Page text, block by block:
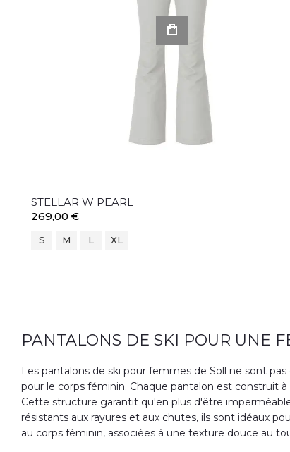
STELLAR W PEARL
269,00 €
S M L XL
PANTALONS DE SKI POUR UNE
Les pantalons de ski pour femmes de Söll ne sont
pour le corps féminin. Chaque pantalon est construit
Cette structure garantit qu'en plus d'être
résistants aux rayures et aux chutes, ils sont idéaux
au corps féminin, associées à une texture douce au